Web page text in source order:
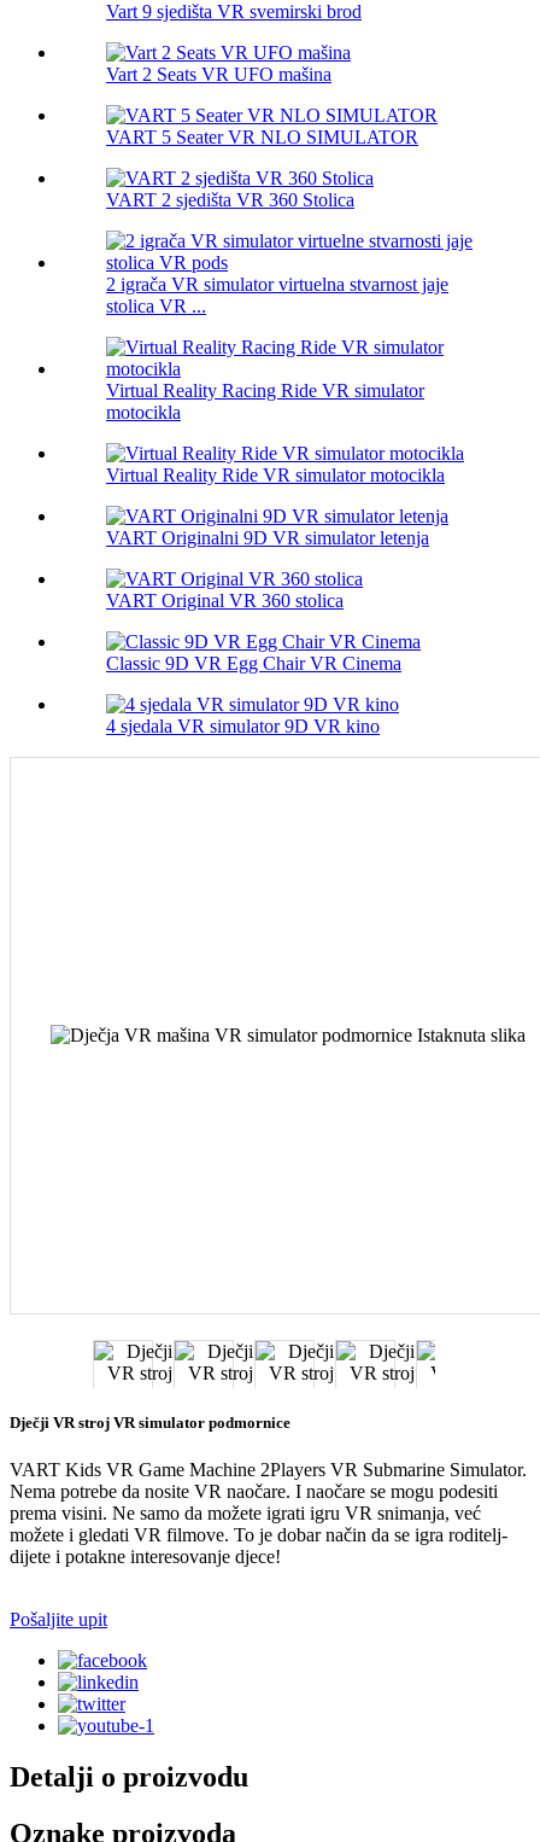
Vart 9 sjedišta VR svemirski brod
Vart 2 Seats VR UFO mašina
VART 5 Seater VR NLO SIMULATOR
VART 2 sjedišta VR 360 Stolica
2 igrača VR simulator virtuelna stvarnost jaje
stolica VR ...
Virtual Reality Racing Ride VR simulator
motocikla
Virtual Reality Ride VR simulator motocikla
VART Originalni 9D VR simulator letenja
VART Original VR 360 stolica
Classic 9D VR Egg Chair VR Cinema
4 sjedala VR simulator 9D VR kino
Dječji VR stroj VR simulator podmornice
VART Kids VR Game Machine 2Players VR Submarine Simulator.
Nema potrebe da nosite VR naočare. I naočare se mogu podesiti
prema visini. Ne samo da možete igrati igru ​​VR snimanja, već
možete i gledati VR filmove. To je dobar način da se igra roditelj-
dijete i potakne interesovanje djece!
Pošaljite upit
Detalji o proizvodu
Oznake proizvoda